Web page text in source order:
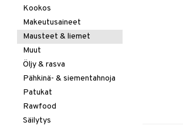
Kookos
Makeutusaineet
Mausteet & liemet
Muut
Öljy & rasva
Pähkinä- & siementahnoja
Patukat
Rawfood
Säilytys